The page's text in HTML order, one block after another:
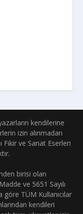
kendilerine
izin alınmadan
Fikir ve Sanat Eserleri
birisi olan
ve 5651 Sayılı
göre TÜM Kullanıcılar
kendileri